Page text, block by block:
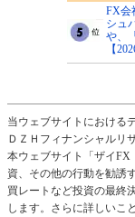
FX会
シュ
や、
【
当ウェブサイトにおける
ＤＺＨフィナンシャルリ
本ウェブサイト「ザイFX
資、その他の行動を勧誘
買レートなど投資の最終
します。さらに詳しいこ